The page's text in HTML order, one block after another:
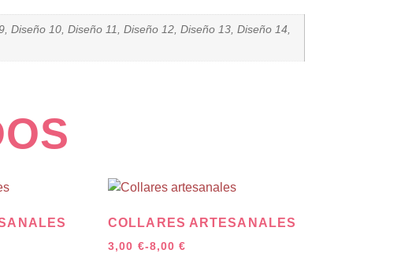
10, Diseño 11, Diseño 12, Diseño 13, Diseño 14,
COLLARES ARTESANALES
3,00 €-8,00€